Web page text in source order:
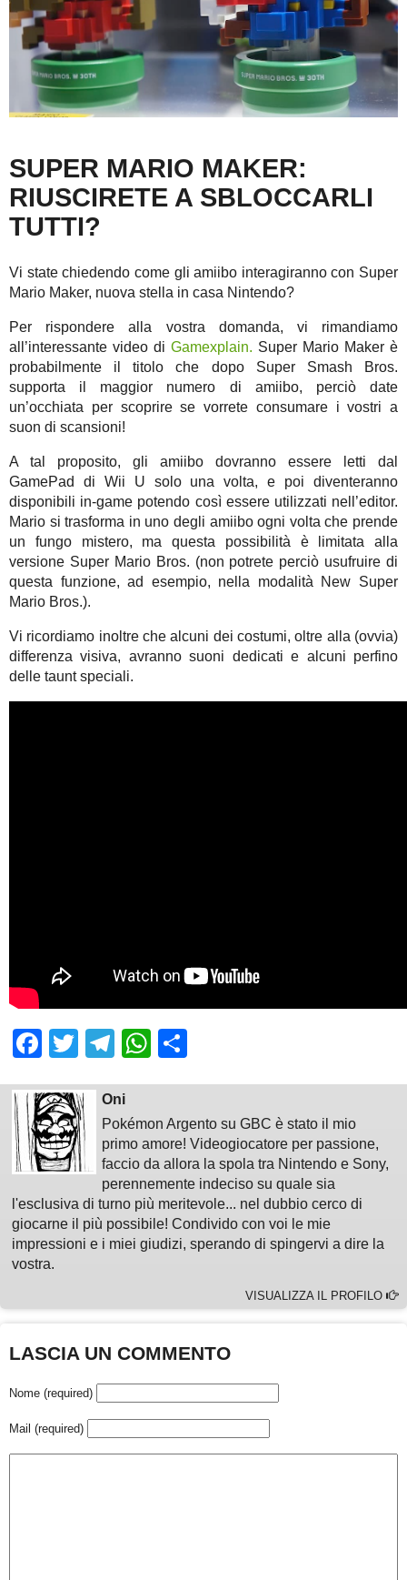
SUPER MARIO MAKER:
RIUSCIRETE A SBLOCCARLI
TUTTI?
Vi state chiedendo come gli amiibo interagiranno con Super
Mario Maker, nuova stella in casa Nintendo?
Per rispondere alla vostra domanda, vi rimandiamo
all’interessante video di Gamexplain. Super Mario Maker è
probabilmente il titolo che dopo Super Smash Bros.
supporta il maggior numero di amiibo, perciò date
un’occhiata per scoprire se vorrete consumare i vostri a
suon di scansioni!
A tal proposito, gli amiibo dovranno essere letti dal
GamePad di Wii U solo una volta, e poi diventeranno
disponibili in-game potendo così essere utilizzati nell’editor.
Mario si trasforma in uno degli amiibo ogni volta che prende
un fungo mistero, ma questa possibilità è limitata alla
versione Super Mario Bros. (non potrete perciò usufruire di
questa funzione, ad esempio, nella modalità New Super
Mario Bros.).
Vi ricordiamo inoltre che alcuni dei costumi, oltre alla (ovvia)
differenza visiva, avranno suoni dedicati e alcuni perfino
delle taunt speciali.
Facebook
TwitterTelegram
WhatsApp
Oni
Pokémon Argento su GBC è stato il mio
primo amore! Videogiocatore per passione,
faccio da allora la spola tra Nintendo e Sony,
perennemente indeciso su quale sia
l'esclusiva di turno più meritevole... nel dubbio cerco di
giocarne il più possibile! Condivido con voi le mie
impressioni e i miei giudizi, sperando di spingervi a dire la
vostra.
VISUALIZZA IL PROFILO
LASCIA UN COMMENTO
Nome (required)
Mail (required)